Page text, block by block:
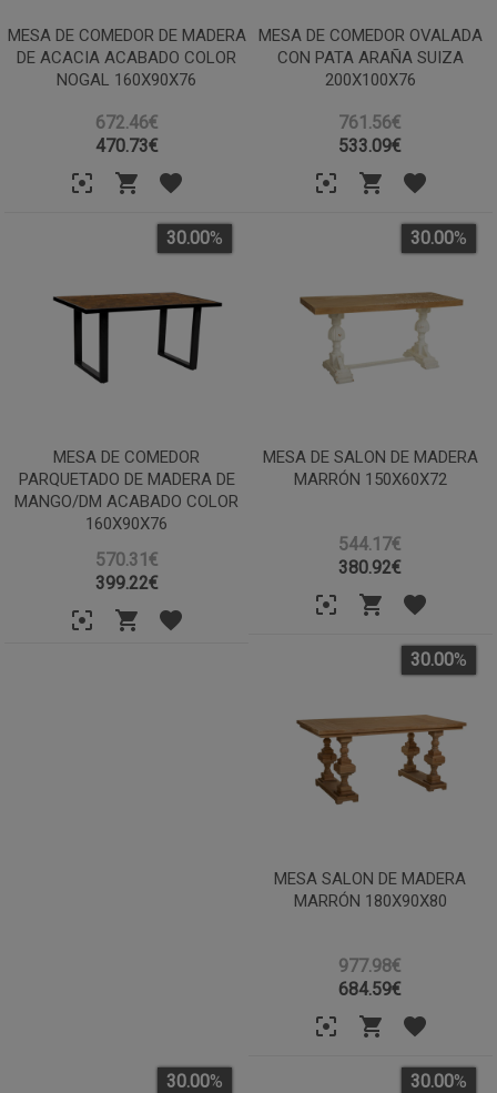
MESA DE COMEDOR DE MADERA
DE ACACIA ACABADO COLOR
NOGAL 160X90X76
672.46€
470.73€
MESA DE COMEDOR OVALADA
CON PATA ARAÑA SUIZA
200X100X76
761.56€
533.09€
MESA DE COMEDOR
PARQUETADO DE MADERA DE
MANGO/DM ACABADO COLOR
160X90X76
570.31€
30.00%
399.22€
MESA DE SALON DE MADERA
MARRÓN 150X60X72
544.17€
30.00%
380.92€
MESA SALON DE MADERA
MARRÓN 180X90X80
977.98€
30.00%
684.59€
30.00% 30.00%